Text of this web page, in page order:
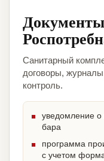
Санитарный
договоры,
контроль.
уведомление о
бара
программа
с учетом